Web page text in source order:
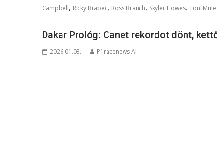
Campbell, Ricky Brabec, Ross Branch, Skyler Howes, Toni
Dakar Prológ: Canet rekordot dönt,
2026.01.03. P1racenews AI